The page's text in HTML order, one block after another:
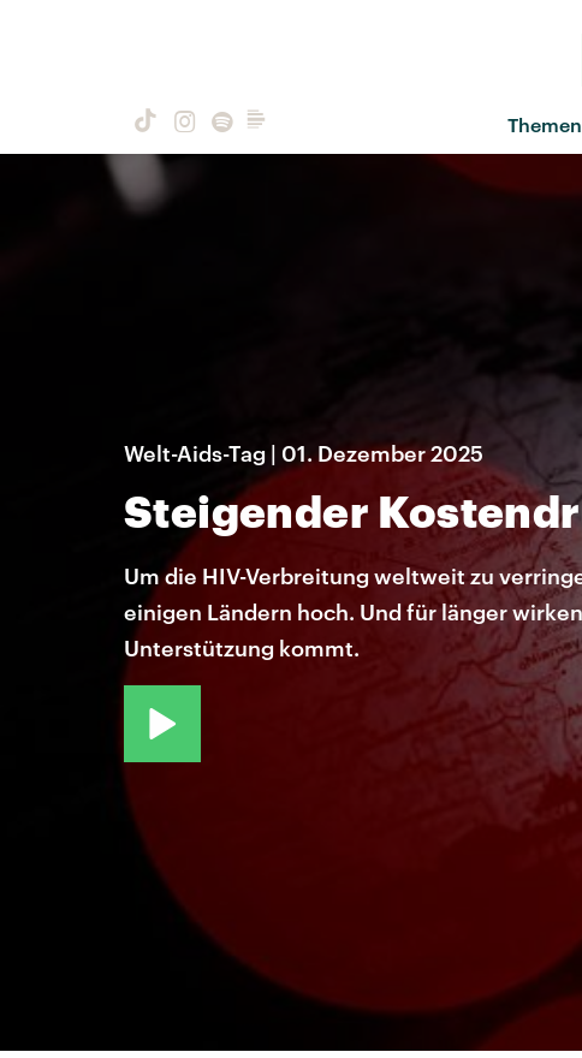
Themen
Welt-Aids-Tag | 01. Dezember 2025
Steigender
Um die HIV-Verbreitung weltweit zu
einigen Ländern hoch. Und für länger
Unterstützung kommt.